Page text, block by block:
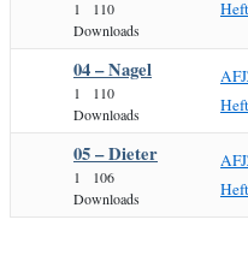
1
110
Downloads
04 – Nagel
1
110
Downloads
05 – Dieter
1
106
Downloads